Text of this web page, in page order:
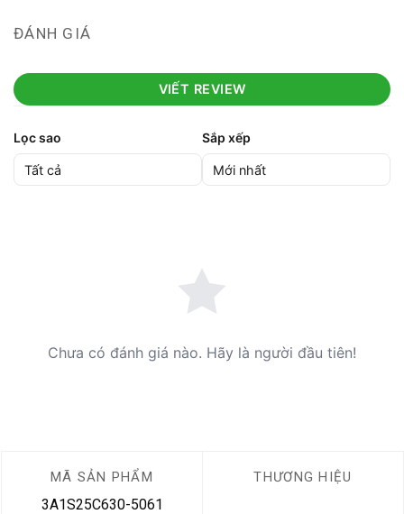
ĐÁNH GIÁ
VIẾT REVIEW
Lọc sao Sắp xếp
Chưa có đánh giá nào. Hãy là người đầu tiên!
MÃ SẢN PHẨM
3A1S25C630-5061
THƯƠNG HIỆU